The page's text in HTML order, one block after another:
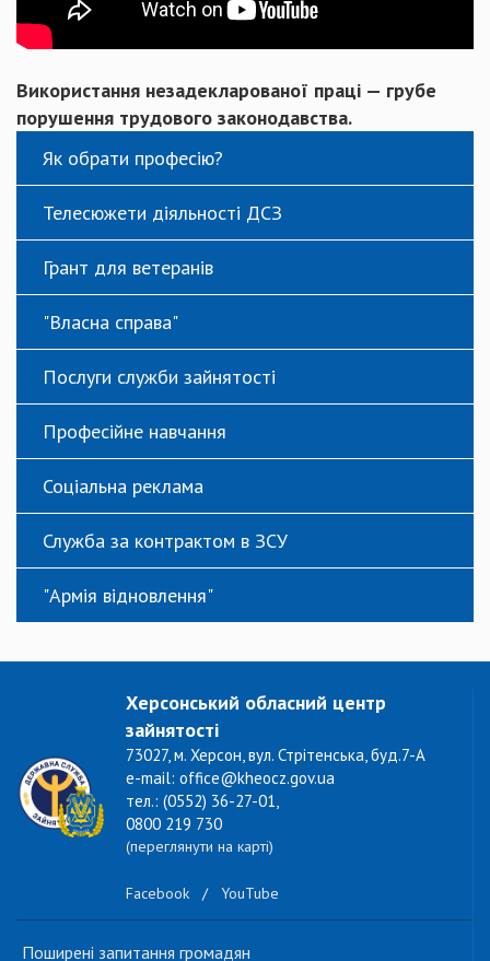
Використання незадекларованої праці — грубе
порушення трудового законодавства.
Як обрати професію?
Телесюжети діяльності ДСЗ
Грант для ветеранів
"Власна справа"
Послуги служби зайнятості
Професійне навчання
Соціальна реклама
Служба за контрактом в ЗСУ
"Армія відновлення"
Херсонський обласний центр
зайнятості
73027, м. Херсон, вул. Стрітенська, буд.7-А
e-mail: office@kheocz.gov.ua
тел.: (0552) 36-27-01,
0800 219 730
(переглянути на карті)
Facebook / YouTube
Поширені запитання громадян